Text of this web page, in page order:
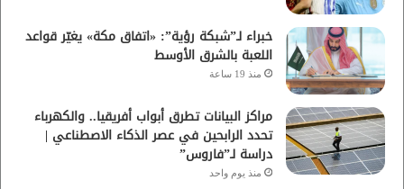
خبراء لـ”شبكة رؤية”: «اتفاق مكة» يغيّر قواعد
اللعبة بالشرق الأوسط
منذ 19 ساعة
مراكز البيانات تطرق أبواب أفريقيا.. والكهرباء
تحدد الرابحين في عصر الذكاء الاصطناعي |
دراسة لـ”فاروس”
منذ يوم واحد